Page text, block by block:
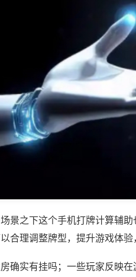
景之下这个手机打牌计算辅
合理调整牌型，提升游戏体验
确实有挂吗；一些玩家反映